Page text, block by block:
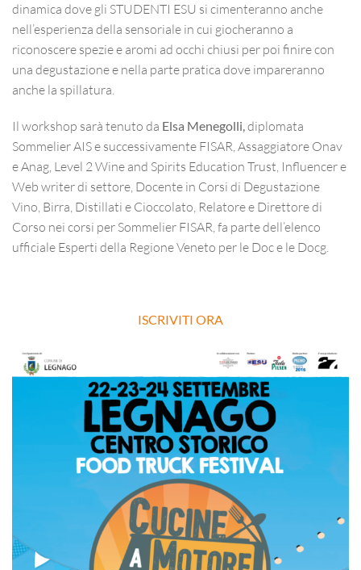
dinamica dove gli STUDENTI ESU si cimenteranno anche
nell’esperienza della sensoriale in cui giocheranno a
riconoscere spezie e aromi ad occhi chiusi per poi finire con
una degustazione e nella parte pratica dove impareranno
anche la spillatura.
Il workshop sarà tenuto da Elsa Menegolli,diplomata
Sommelier AIS e successivamente FISAR, Assaggiatore Onav
e Anag, Level 2 Wine and Spirits Education Trust, Influencer e
Web writer di settore, Docente in Corsi di Degustazione
Vino, Birra, Distillati e Cioccolato, Relatore e Direttore di
Corso nei corsi per Sommelier FISAR, fa parte dell’elenco
ufficiale Esperti della Regione Veneto per le Doc e le Docg.
ISCRIVITI ORA